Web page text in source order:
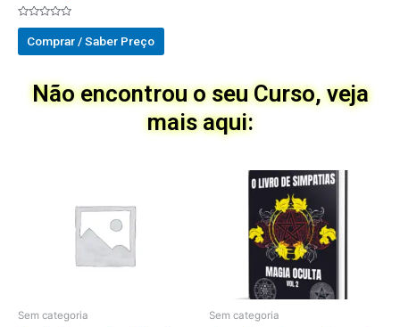
Avaliado
out
of
Comprar / Saber Preço
Não encontrou o seu Curso, veja
mais aqui:
Sem categoria Sem categoria